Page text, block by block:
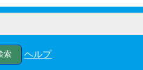
ヘルプ